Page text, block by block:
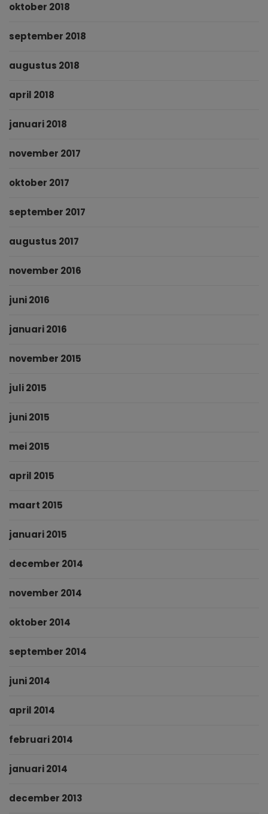
oktober 2018
september 2018
augustus 2018
april 2018
januari 2018
november 2017
oktober 2017
september 2017
augustus 2017
november 2016
juni 2016
januari 2016
november 2015
juli 2015
juni 2015
mei 2015
april 2015
maart 2015
januari 2015
december 2014
november 2014
oktober 2014
september 2014
juni 2014
april 2014
februari 2014
januari 2014
december 2013